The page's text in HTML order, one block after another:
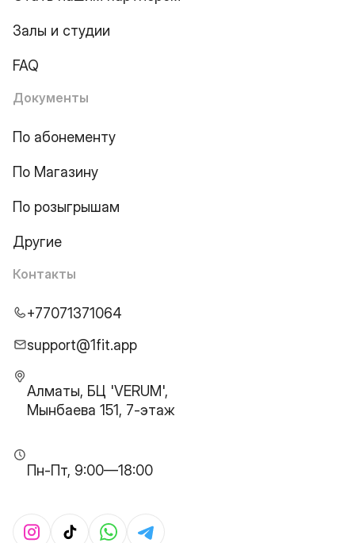
Залы и студии
FAQ
Документы
По абонементу
По Магазину
По розыгрышам
Другие
Контакты
+77071371064
support@1fit.app
Алматы, БЦ 'VERUM',
Мынбаева 151, 7-этаж
Пн-Пт, 9:00—18:00